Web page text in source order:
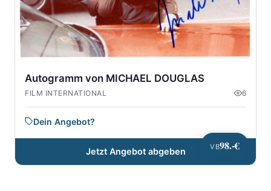
VB98.-€
Autogramm von MICHAEL DOUGLAS
FILM INTERNATIONAL 6
Dein Angebot?
Jetzt Angebot abgeben